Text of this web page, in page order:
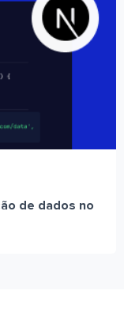
de dados no